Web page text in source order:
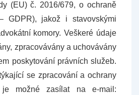
(EU) č. 2016/679, o ochraně
GDPR), jakož i stavovskými
komory. Veškeré údaje
zpracovávány a uchovávány
poskytování právních služeb.
se zpracování a ochrany
možné zasílat na e-mail: